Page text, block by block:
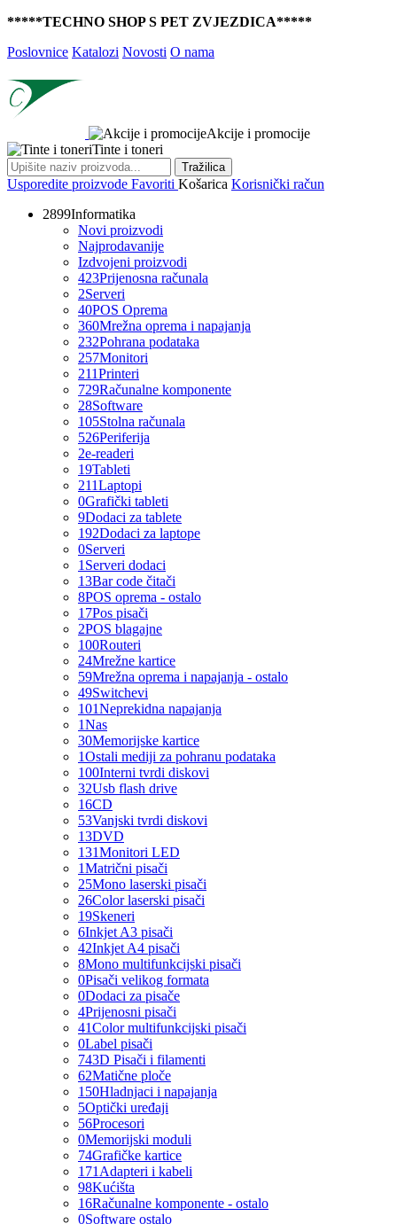
*****TECHNO SHOP S PET ZVJEZDICA*****
Poslovnice Katalozi Novosti O nama
Akcije i promocije
Tinte i toneri
Tražilica
Usporedite proizvode Favoriti Košarica Korisnički račun
2899Informatika
Novi proizvodi
Najprodavanije
Izdvojeni proizvodi
423Prijenosna računala
2Serveri
40POS Oprema
360Mrežna oprema i napajanja
232Pohrana podataka
257Monitori
211Printeri
729Računalne komponente
28Software
105Stolna računala
526Periferija
2e-readeri
19Tableti
211Laptopi
0Grafički tableti
9Dodaci za tablete
192Dodaci za laptope
0Serveri
1 Serveri dodaci
13Bar code čitači
8POS oprema - ostalo
17Pos pisači
2POS blagajne
100Routeri
24Mrežne kartice
59Mrežna oprema i napajanja - ostalo
49Switchevi
101Neprekidna napajanja
1Nas
30Memorijske kartice
1Ostali mediji za pohranu podataka
100Interni tvrdi diskovi
32Usb flash drive
16CD
53Vanjski tvrdi diskovi
13DVD
131Monitori LED
1Matrični pisači
25Mono laserski pisači
26Color laserski pisači
19Skeneri
6Inkjet A3 pisači
42Inkjet A4 pisači
8Mono multifunkcijski pisači
0Pisači velikog formata
0Dodaci za pisače
4Prijenosni pisači
41Color multifunkcijski pisači
0Label pisači
743D Pisači i filamenti
62Matične ploče
150Hladnjaci i napajanja
5Optički uređaji
56Procesori
0Memorijski moduli
74Grafičke kartice
171 Adapteri i kabeli
98Kućišta
16Računalne komponente - ostalo
0Software ostalo